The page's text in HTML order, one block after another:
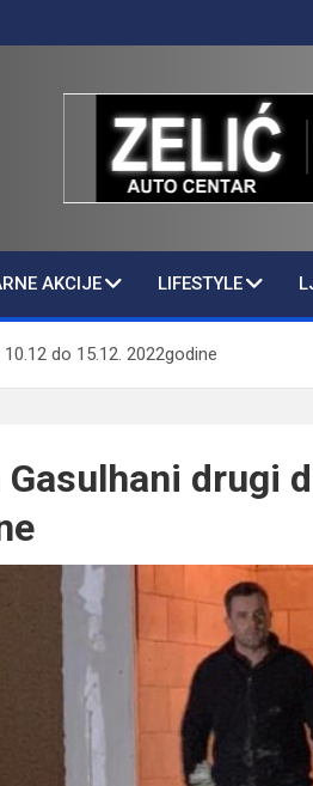
AKCIJE LIFESTYLE
do 15.12. 2022godine
Gasulhani drugi